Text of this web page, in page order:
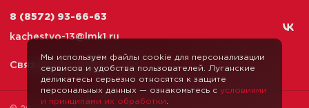
Мы используем файлы cookie для персонализации
сервисов и удобства пользователей. Луганские
деликатесы серьезно относятся к защите
персональных данных — ознакомьтесь с условиями
и принципами их обработки
8 (8572) 93-66-63
kachestvo-13@lmk1.ru
Связаться с нами